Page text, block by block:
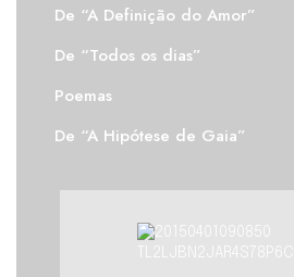
De “A Definição do Amor”
De “Todos os dias”
Poemas
De “A Hipótese de Gaia”